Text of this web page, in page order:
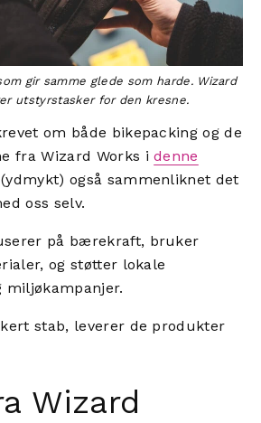
gir samme glede som harde. Wizard
utstyrstasker for den kresne.
om både bikepacking og de
fra Wizard Works idenne
også sammenliknet det
oss selv.
på bærekraft, bruker
og støtter lokale
miljøkampanjer.
stab, leverer de produkter
Wizard